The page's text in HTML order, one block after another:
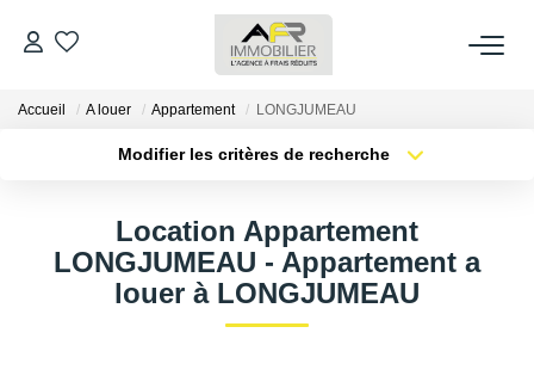
ACHETER
ESTIMER
FAIRE GÉRER
Accueil A louer Appartement LONGJUMEAU
Modifier les critères de recherche
Sélectionnez...
Surface min
Location Appartement
LONGJUMEAU - Appartement a
louer à LONGJUMEAU